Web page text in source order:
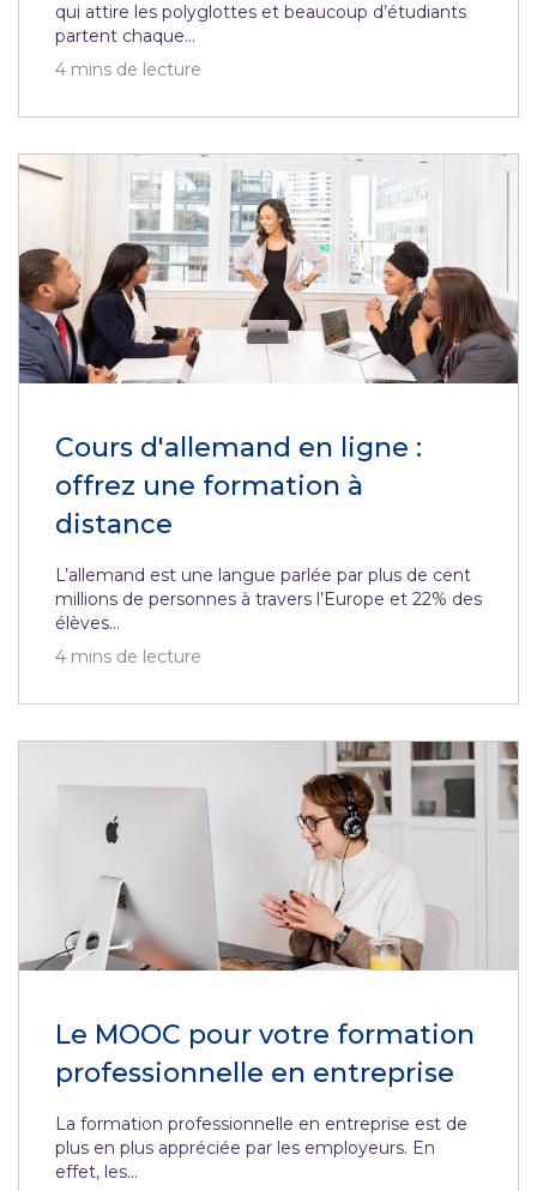
qui attire les polyglottes et beaucoup d’étudiants
partent chaque...
4 mins de lecture
Cours d'allemand en ligne :
offrez une formation à
distance
L’allemand est une langue parlée par plus de cent
millions de personnes à travers l’Europe et 22% des
élèves...
4 mins de lecture
Le MOOC pour votre formation
professionnelle en entreprise
La formation professionnelle en entreprise est de
plus en plus appréciée par les employeurs. En
effet, les...